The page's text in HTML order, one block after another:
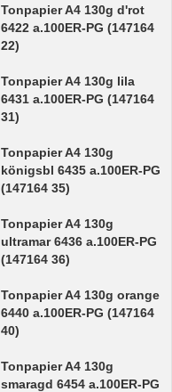
Tonpapier A4 130g d'rot
6422 a.100ER-PG (147164
22)
Tonpapier A4 130g lila
6431 a.100ER-PG (147164
31)
Tonpapier A4 130g
königsbl 6435 a.100ER-PG
(147164 35)
Tonpapier A4 130g
ultramar 6436 a.100ER-PG
(147164 36)
Tonpapier A4 130g orange
6440 a.100ER-PG (147164
40)
Tonpapier A4 130g
smaragd 6454 a.100ER-PG